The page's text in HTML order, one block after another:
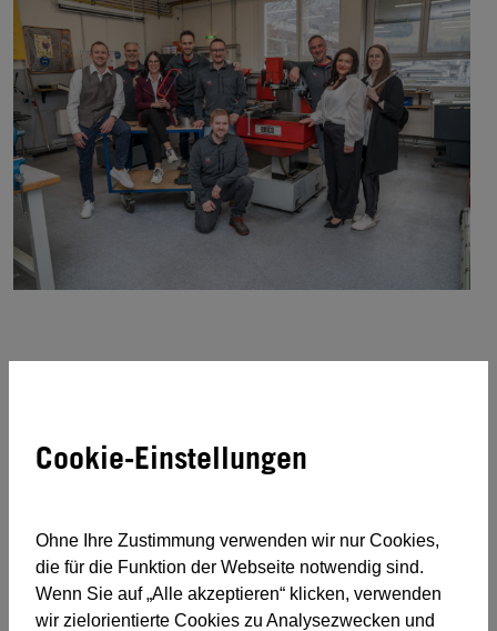
Mehr über das TAZ - Mitterberghütten erfahren
Cookie-Einstellungen
Ohne Ihre Zustimmung verwenden wir nur Cookies,
die für die Funktion der Webseite notwendig sind.
Wenn Sie auf „Alle akzeptieren“ klicken, verwenden
wir zielorientierte Cookies zu Analysezwecken und